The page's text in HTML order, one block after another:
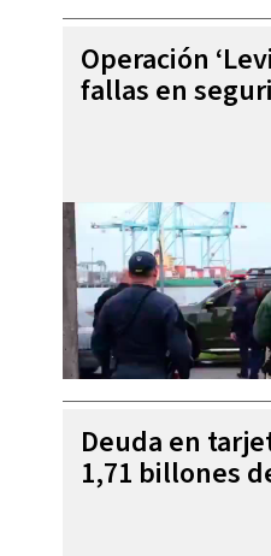
Operación
fallas en
Deuda en
1,71 billones